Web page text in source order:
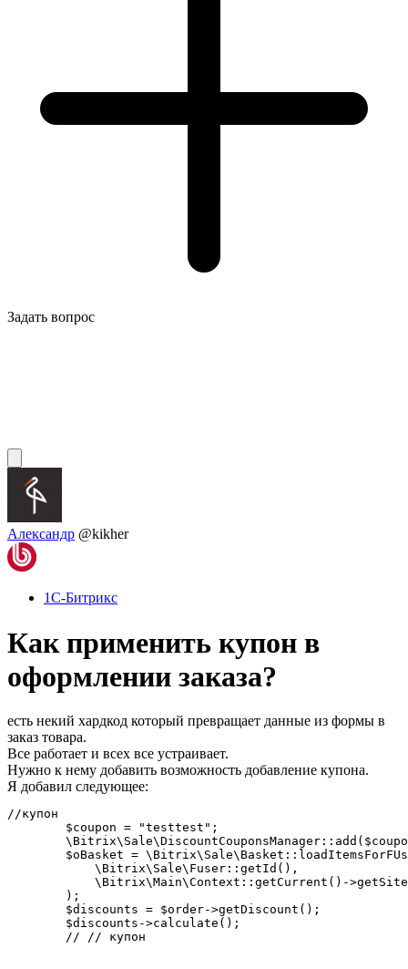
Задать вопрос
Александр @kikher
1С-Битрикс
Как применить купон в
оформлении заказа?
есть некий хардкод который превращает данные из формы в
заказ товара.
Все работает и всех все устраивает.
Нужно к нему добавить возможность добавление купона.
Я добавил следующее:
//купон
        $coupon = "testtest";
$oBasket =
            \Bitrix\Sale\Fuser::getId(),
\Bitrix\Main\Context::getCurrent()-
        );
        $discounts = $order->getDiscount();
        $discounts->calculate();
        // // купон